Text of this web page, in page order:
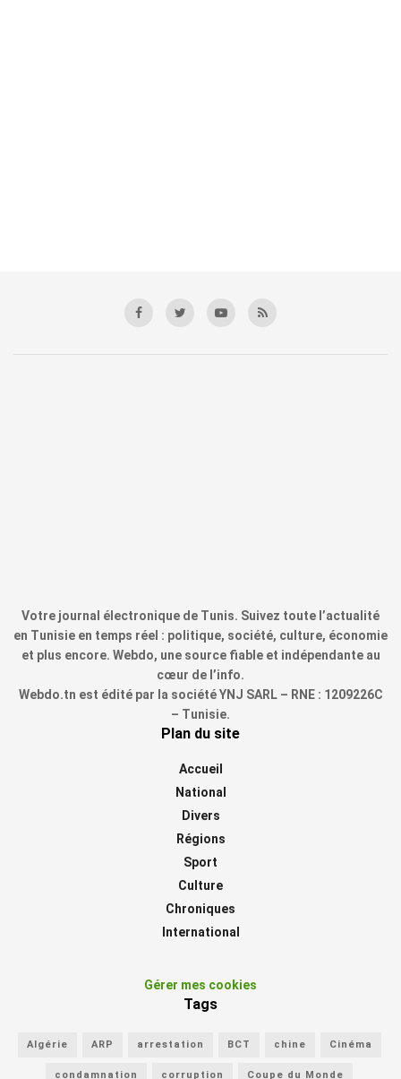
Votre journal électronique de Tunis. Suivez toute l’actualité
en Tunisie en temps réel : politique, société, culture, économie
et plus encore. Webdo, une source fiable et indépendante au
cœur de l’info.
Webdo.tn est édité par la société YNJ SARL – RNE : 1209226C
– Tunisie.
Plan du site
Accueil
National
Divers
Régions
Sport
Culture
Chroniques
International
Gérer mes cookies
Tags
Algérie ARP arrestation BCT chine Cinéma
condamnation corruption Coupe du Monde